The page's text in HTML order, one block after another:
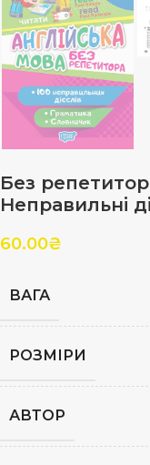
Без
Неправильні
60.00₴
ВАГА
РОЗМІРИ
АВТОР